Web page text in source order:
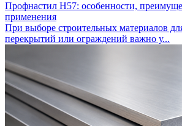
Профнастил Н57: особенности,
применения
При выборе строительных материалов
перекрытий или ограждений важно у...